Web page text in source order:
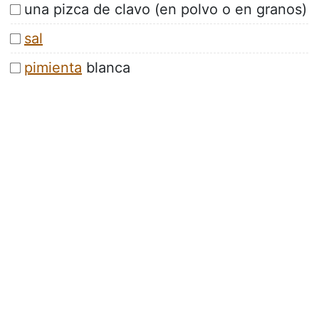
una pizca de clavo (en polvo o en granos)
sal
pimienta blanca